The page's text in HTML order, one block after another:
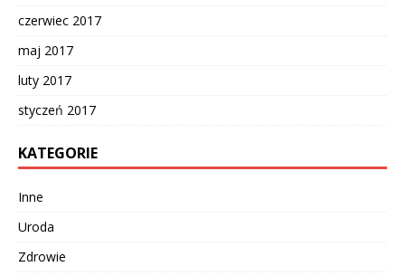
czerwiec 2017
maj 2017
luty 2017
styczeń 2017
KATEGORIE
Inne
Uroda
Zdrowie